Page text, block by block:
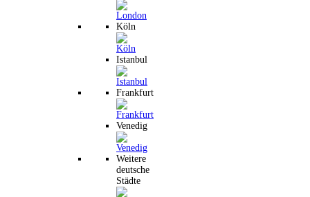
Köln
Istanbul
Frankfurt
Venedig
Weitere
deutsche
Städte